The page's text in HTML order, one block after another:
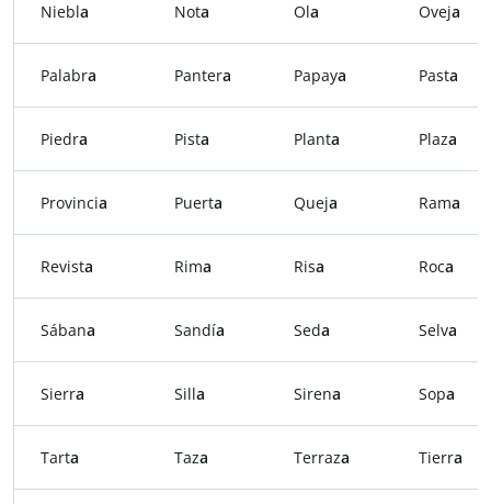
Niebla Nota Ola Oveja
Palabra Pantera Papaya Pasta
Piedra Pista Planta Plaza
Provincia Puerta Queja Rama
Revista Rima Risa Roca
Sábana Sandía Seda Selva
Sierra Silla Sirena Sopa
Tarta Taza Terraza Tierra